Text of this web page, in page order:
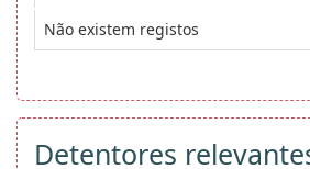
Não existem registos
Detentores